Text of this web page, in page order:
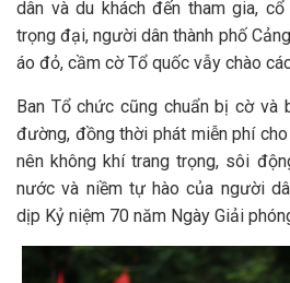
dân và du khách đến tham gia,
trọng đại, người dân thành phố
áo đỏ, cầm cờ Tổ quốc vẫy chào
Ban Tổ chức cũng chuẩn bị cờ và
đường, đồng thời phát miễn phí
nên không khí trang trọng, sôi
nước và niềm tự hào của người
dịp Kỷ niệm 70 năm Ngày Giải